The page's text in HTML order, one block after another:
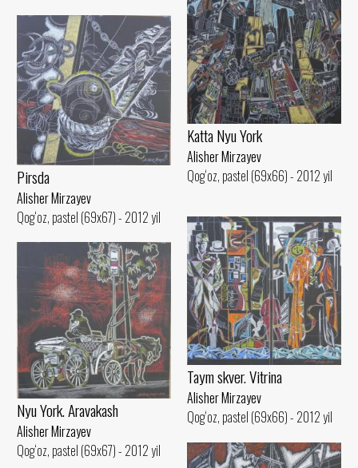
Katta Nyu York
Alisher Mirzayev
Qog‘oz, pastel (69x66) - 2012 yil
Pirsda
Alisher Mirzayev
Qog‘oz, pastel (69x67) - 2012 yil
Taym skver. Vitrina
Alisher Mirzayev
Qog‘oz, pastel (69x66) - 2012 yil
Nyu York. Aravakash
Alisher Mirzayev
Qog‘oz, pastel (69x67) - 2012 yil